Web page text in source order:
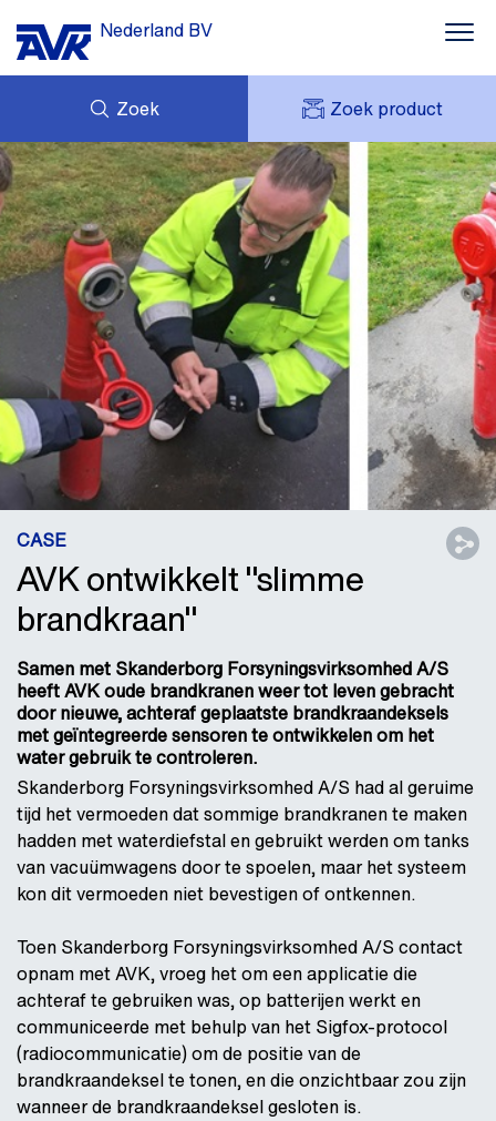
Nederland BV
Zoek Zoek product
NIEUWS
DOWNLOADS
CASE STORIES
AVK NEDERLAND
CONTACT
MIJN OFFERTES
MIJN AVK
AVK HOLDING (GROUP)
VACATURES
CASE
AVK ontwikkelt "slimme
brandkraan"
Samen met Skanderborg Forsyningsvirksomhed A/S
heeft AVK oude brandkranen weer tot leven gebracht
door nieuwe, achteraf geplaatste brandkraandeksels
met geïntegreerde sensoren te ontwikkelen om het
water gebruik te controleren.
Skanderborg Forsyningsvirksomhed A/S had al geruime
tijd het vermoeden dat sommige brandkranen te maken
hadden met waterdiefstal en gebruikt werden om tanks
van vacuümwagens door te spoelen, maar het systeem
kon dit vermoeden niet bevestigen of ontkennen.
Toen Skanderborg Forsyningsvirksomhed A/S contact
opnam met AVK, vroeg het om een applicatie die
achteraf te gebruiken was, op batterijen werkt en
communiceerde met behulp van het Sigfox-protocol
(radiocommunicatie) om de positie van de
brandkraandeksel te tonen, en die onzichtbaar zou zijn
wanneer de brandkraandeksel gesloten is.